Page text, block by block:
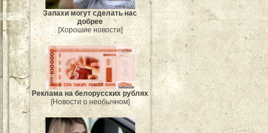
Запахи могут сделать нас
добрее
[Хорошие новости]
Реклама на белорусских рублях
[Новости о необычном]